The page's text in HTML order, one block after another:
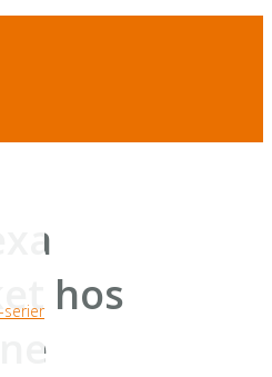
serier
hos